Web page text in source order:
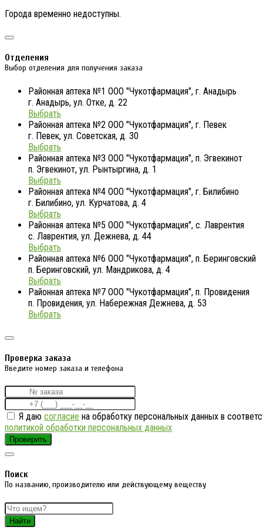
Города временно недоступны.
Отделения
Выбор отделения для получения заказа
Районная аптека №1 ООО "Чукотфармация", г. Анадырь
г. Анадырь, ул. Отке, д. 22
Выбрать
Районная аптека №2 ООО "Чукотфармация", г. Певек
г. Певек, ул. Советская, д. 30
Выбрать
Районная аптека №3 ООО "Чукотфармация", п. Эгвекинот
п. Эгвекинот, ул. Рынтыргина, д. 1
Выбрать
Районная аптека №4 ООО "Чукотфармация", г. Билибино
г. Билибино, ул. Курчатова, д. 4
Выбрать
Районная аптека №5 ООО "Чукотфармация", с. Лаврентия
с. Лаврентия, ул. Дежнева, д. 44
Выбрать
Районная аптека №6 ООО "Чукотфармация", п. Беринговский
п. Беринговский, ул. Мандрикова, д. 4
Выбрать
Районная аптека №7 ООО "Чукотфармация", п. Провидения
п. Провидения, ул. Набережная Дежнева, д. 53
Выбрать
Проверка заказа
Введите номер заказа и телефона
Я даю согласие на обработку персональных данных в
политикой обработки персональных данных
Проверить
Поиск
По названию, производителю или действующему веществу
Найти